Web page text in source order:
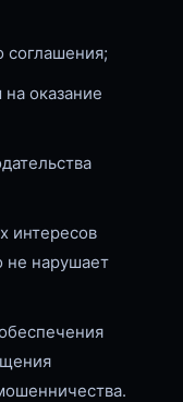
соглашения;
оказание
интересов
не нарушает